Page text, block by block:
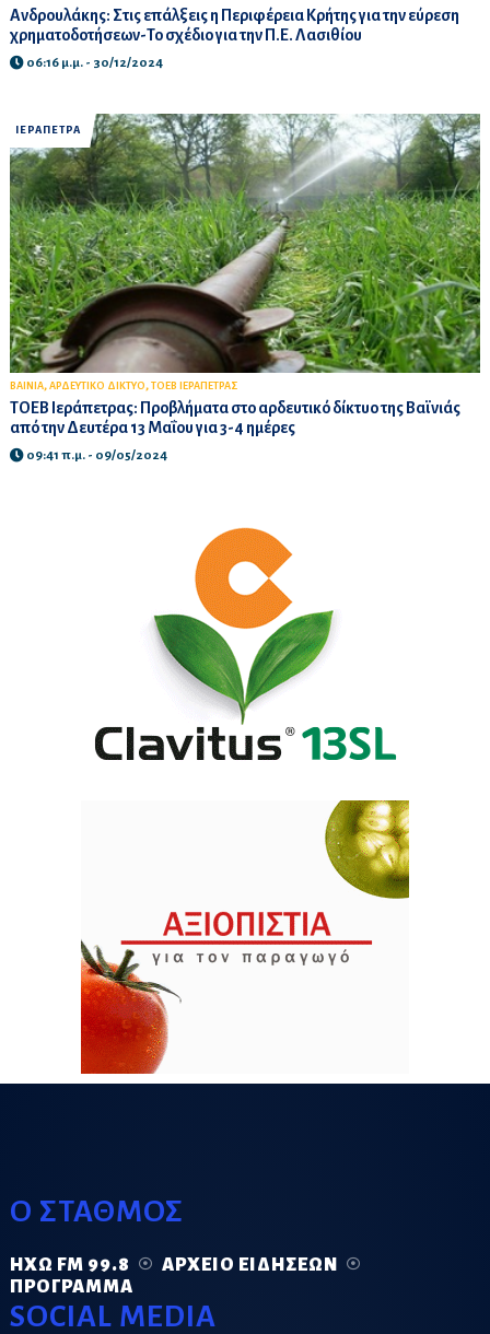
Ανδρουλάκης: Στις επάλξεις η Περιφέρεια Κρήτης για την εύρεση
χρηματοδοτήσεων-Το σχέδιο για την Π.Ε. Λασιθίου
06:16 μ.μ. - 30/12/2024
ΙΕΡΑΠΕΤΡΑ
ΒΑΙΝΙΑ, ΑΡΔΕΥΤΙΚΟ ΔΙΚΤΥΟ, ΤΟΕΒ ΙΕΡΑΠΕΤΡΑΣ
ΤΟΕΒ Ιεράπετρας: Προβλήματα στο αρδευτικό δίκτυο της Βαϊνιάς
από την Δευτέρα 13 Μαΐου για 3-4 ημέρες
09:41 π.μ. - 09/05/2024
Ο ΣΤΑΘΜΟΣ
ΗΧΏ FM 99.8
ΑΡΧΕΊΟ ΕΙΔΉΣΕΩΝ
ΠΡΌΓΡΑΜΜΑ
SOCIAL MEDIA